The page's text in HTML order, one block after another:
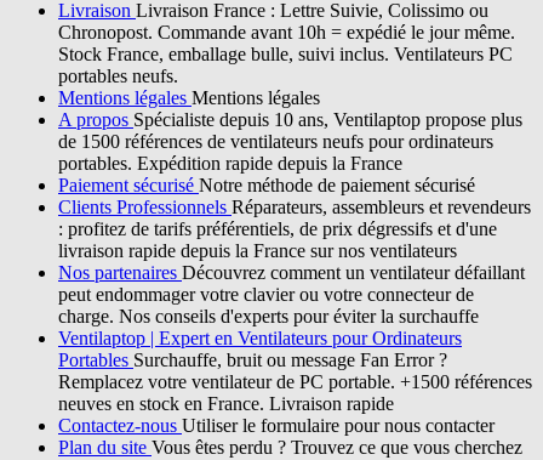
Livraison Livraison France : Lettre Suivie, Colissimo ou
Chronopost. Commande avant 10h = expédié le jour même.
Stock France, emballage bulle, suivi inclus. Ventilateurs PC
portables neufs.
Mentions légales Mentions légales
A propos Spécialiste depuis 10 ans, Ventilaptop propose plus
de 1500 références de ventilateurs neufs pour ordinateurs
portables. Expédition rapide depuis la France
Paiement sécurisé Notre méthode de paiement sécurisé
Clients Professionnels Réparateurs, assembleurs et revendeurs
: profitez de tarifs préférentiels, de prix dégressifs et d'une
livraison rapide depuis la France sur nos ventilateurs
Nos partenaires Découvrez comment un ventilateur défaillant
peut endommager votre clavier ou votre connecteur de
charge. Nos conseils d'experts pour éviter la surchauffe
Ventilaptop | Expert en Ventilateurs pour Ordinateurs
Portables Surchauffe, bruit ou message Fan Error ?
Remplacez votre ventilateur de PC portable. +1500 références
neuves en stock en France. Livraison rapide
Contactez-nous Utiliser le formulaire pour nous contacter
Plan du site Vous êtes perdu ? Trouvez ce que vous cherchez